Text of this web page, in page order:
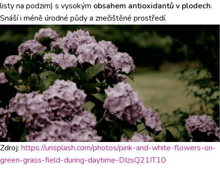
listy na podzim) s vysokým obsahem antioxidantů v plodech.
Snáší i méně úrodné půdy a znečištěné prostředí.
Zdroj: https://unsplash.com/photos/pink-and-white-flowers-on-
green-grass-field-during-daytime-DIzsQ21IT10